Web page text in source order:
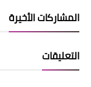
المشاركات الأخيرة
التعليقات